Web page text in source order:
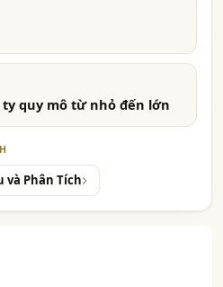
ty quy mô từ nhỏ đến lớn
và Phân Tích